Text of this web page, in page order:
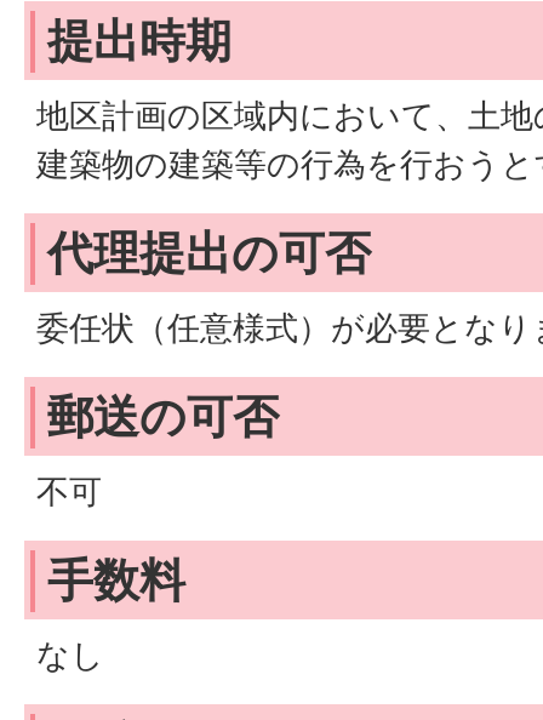
提出時期
地区計画の区域内において、土
建築物の建築等の行為を行おう
代理提出の可否
委任状（任意様式）が必要となり
郵送の可否
不可
手数料
なし